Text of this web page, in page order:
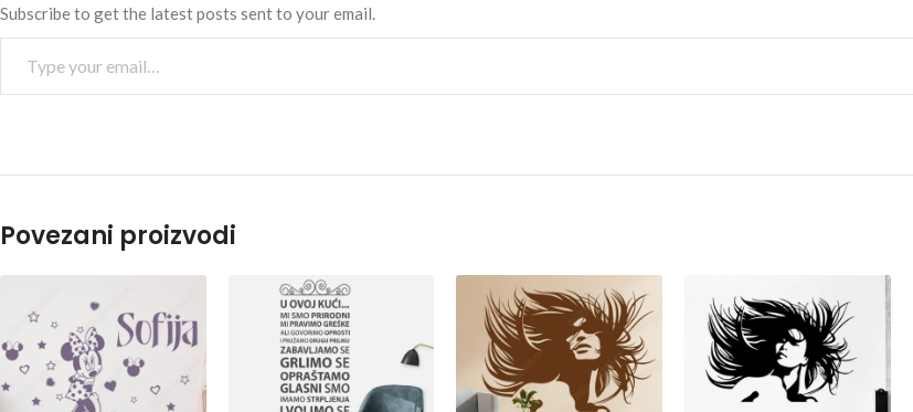
Subscribe to get the latest posts sent to your email.
Povezani proizvodi